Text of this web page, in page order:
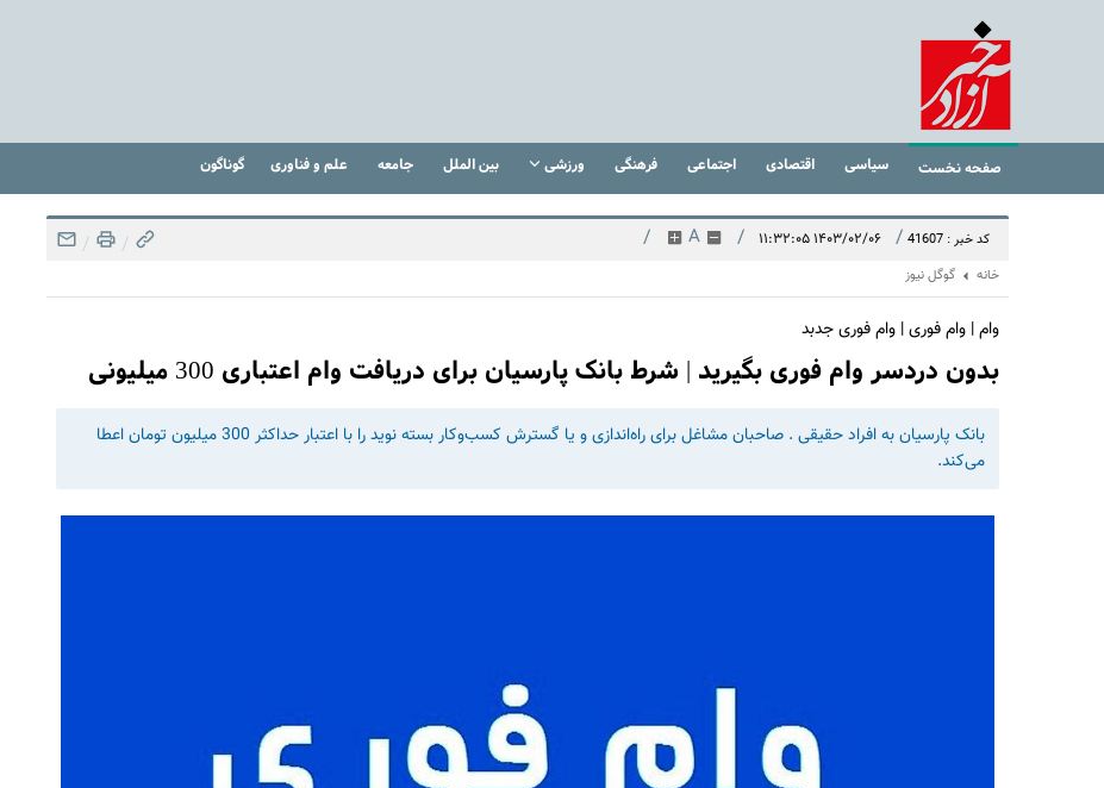
صفحه نخست سیاسی اقتصادی اجتماعی فرهنگی ورزشی بین الملل جامعه علم و فناوری گوناگون
کد خبر : 41607 / ۱۴۰۳/۰۲/۰۶ ۱۱:۳۲:۰۵ /
A
/
/
/
خانه گوگل نیوز
وام | وام فوری | وام فوری جدبد
بدون دردسر وام فوری بگیرید | شرط بانک پارسیان برای دریافت وام اعتباری 300 میلیونی
بانک پارسیان به افراد حقیقی . صاحبان مشاغل برای راه‌اندازی و یا گسترش کسب‌وکار بسته نوید را با اعتبار حداکثر 300 میلیون تومان اعطا
می‌کند.